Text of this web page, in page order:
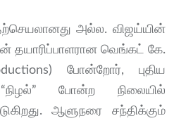
அல்ல. விஜய்யின்
தயாரிப்பாளரான வெங்கட் கே.
போன்றோர், புதிய
போன்ற நிலையில்
ஆளுநரை சந்திக்கும்